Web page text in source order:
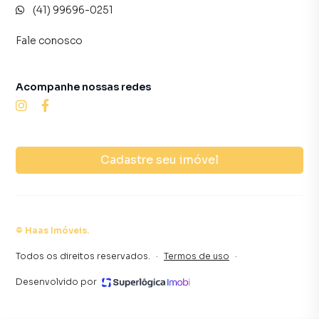
(41) 99696-0251
Fale conosco
Cadastre seu imóvel
Acompanhe nossas redes
© Haas Imóveis.
Todos os direitos reservados. · Termos de uso ·
Desenvolvido por